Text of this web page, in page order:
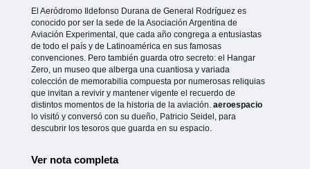
El Aeródromo Ildefonso Durana de General Rodríguez es
conocido por ser la sede de la Asociación Argentina de
Aviación Experimental, que cada año congrega a entusiastas
de todo el país y de Latinoamérica en sus famosas
convenciones. Pero también guarda otro secreto: el Hangar
Zero, un museo que alberga una cuantiosa y variada
colección de memorabilia compuesta por numerosas reliquias
que invitan a revivir y mantener vigente el recuerdo de
distintos momentos de la historia de la aviación. aeroespacio
lo visitó y conversó con su dueño, Patricio Seidel, para
descubrir los tesoros que guarda en su espacio.
Ver nota completa